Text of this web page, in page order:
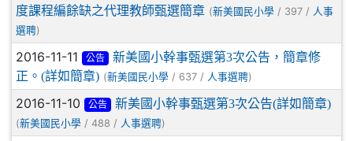
度課程編餘缺之代理教師甄選簡章 (新美國民小學 / 397 / 人事
選聘)
2016-11-11 公告
新美國小幹事甄選第3次公告，簡章修
正。(詳如簡章) (新美國民小學 / 637 / 人事選聘)
2016-11-10 公告 新美國小幹事甄選第3次公告(詳如簡章)
(新美國民小學 / 488 / 人事選聘)